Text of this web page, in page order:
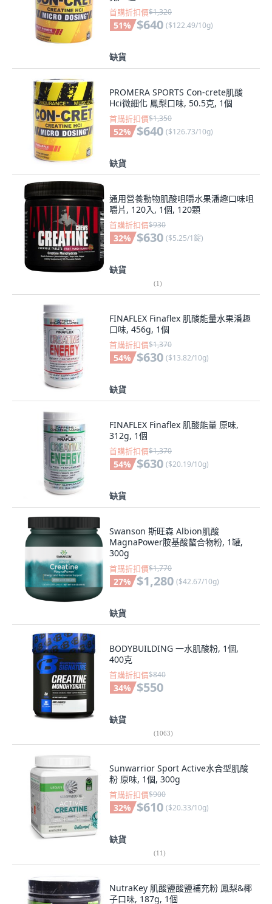
首購折扣價$1,320
51% $640 ($122.49/10g)
缺貨
PROMERA SPORTS Con-crete肌酸
Hci微細化 鳳梨口味, 50.5克, 1個
首購折扣價$1,350
52% $640 ($126.73/10g)
缺貨
通用營養動物肌酸咀嚼水果潘趣口味咀
嚼片, 120入, 1個, 120顆
首購折扣價$930
32% $630 ($5.25/1錠)
缺貨
(1)
FINAFLEX Finaflex 肌酸能量水果潘趣
口味, 456g, 1個
首購折扣價$1,370
54% $630 ($13.82/10g)
缺貨
FINAFLEX Finaflex 肌酸能量 原味,
312g, 1個
首購折扣價$1,370
54% $630 ($20.19/10g)
缺貨
Swanson 斯旺森 Albion肌酸
MagnaPower胺基酸螯合物粉, 1罐,
300g
首購折扣價$1,770
27% $1,280 ($42.67/10g)
缺貨
BODYBUILDING 一水肌酸粉, 1個,
400克
首購折扣價$840
34% $550
缺貨
(1063)
Sunwarrior Sport Active水合型肌酸
粉 原味, 1個, 300g
首購折扣價$900
32% $610 ($20.33/10g)
缺貨
(11)
NutraKey 肌酸鹽酸鹽補充粉 鳳梨&椰
子口味, 187g, 1個